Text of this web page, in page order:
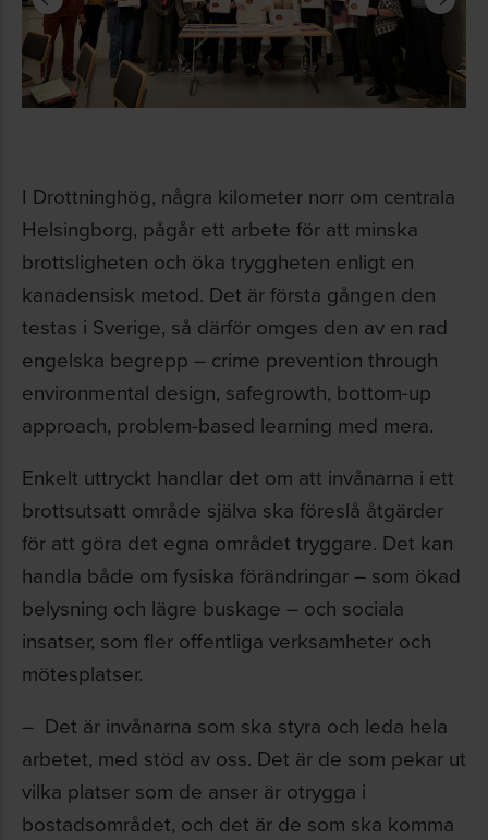
I Drottninghög, några kilometer norr om centrala
Helsingborg, pågår ett arbete för att minska
brottsligheten och öka tryggheten enligt en
kanadensisk metod. Det är första gången den
testas i Sverige, så därför omges den av en rad
engelska begrepp – crime prevention through
environmental design, safegrowth, bottom-up
approach, problem-based learning med mera.
Enkelt uttryckt handlar det om att invånarna i ett
brottsutsatt område själva ska föreslå åtgärder
för att göra det egna området tryggare. Det kan
handla både om fysiska förändringar – som ökad
belysning och lägre buskage – och sociala
insatser, som fler offentliga verksamheter och
mötesplatser.
– Det är invånarna som ska styra och leda hela
arbetet, med stöd av oss. Det är de som pekar ut
vilka platser som de anser är otrygga i
bostadsområdet, och det är de som ska komma